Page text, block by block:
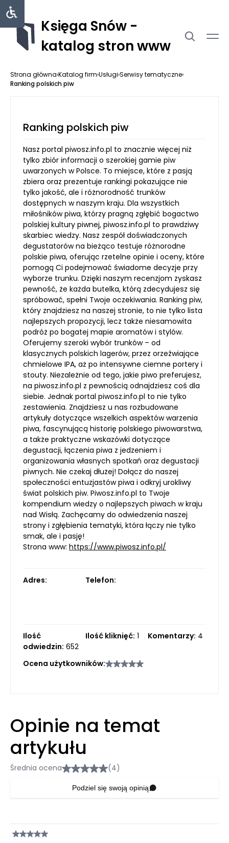
Księga Snów -
katalog stron www
Strona główna›Katalog firm›Usługi›Serwisy tematyczne›
Ranking polskich piw
Ranking polskich piw
Nasz portal piwosz.info.pl to znacznie więcej niż
tylko zbiór informacji o szerokiej gamie piw
uwarzonych w Polsce. To miejsce, które z pasją
zbiera oraz prezentuje rankingi pokazujące nie
tylko jakość, ale i różnorodność trunków
dostępnych w naszym kraju. Dla wszystkich
miłośników piwa, którzy pragną zgłębić bogactwo
polskiej kultury piwnej, piwosz.info.pl to prawdziwy
skarbiec wiedzy. Nasz zespół doświadczonych
degustatorów na bieżąco testuje różnorodne
polskie piwa, oferując rzetelne opinie i oceny, które
pomogą Ci podejmować świadome decyzje przy
wyborze trunku. Dzięki naszym recenzjom zyskasz
pewność, że każda butelka, którą zdecydujesz się
spróbować, spełni Twoje oczekiwania. Ranking piw,
który znajdziesz na naszej stronie, to nie tylko lista
najlepszych propozycji, lecz także niesamowita
podróż po bogatej mapie aromatów i stylów.
Oferujemy szeroki wybór trunków – od
klasycznych polskich lagerów, przez orzeźwiające
chmielowe IPA, aż po intensywne ciemne portery i
stouty. Niezależnie od tego, jakie piwo preferujesz,
na piwosz.info.pl z pewnością odnajdziesz coś dla
siebie. Jednak portal piwosz.info.pl to nie tylko
zestawienia. Znajdziesz u nas rozbudowane
artykuły dotyczące wszelkich aspektów warzenia
piwa, fascynującą historię polskiego piwowarstwa,
a także praktyczne wskazówki dotyczące
degustacji, łączenia piwa z jedzeniem i
organizowania własnych spotkań oraz degustacji
piwnych. Nie czekaj dłużej! Dołącz do naszej
społeczności entuzjastów piwa i odkryj urokliwy
świat polskich piw. Piwosz.info.pl to Twoje
kompendium wiedzy o najlepszych piwach w kraju
nad Wisłą. Zachęcamy do odwiedzenia naszej
strony i zgłębienia tematyki, która łączy nie tylko
smak, ale i pasję!
Strona www: https://www.piwosz.info.pl/
Adres: Telefon:
Ilość
odwiedzin: 652
Ilość kliknięć: 1 Komentarzy: 4
Ocena użytkowników:
Opinie na temat
artykułu
Średnia ocena (4)
Podziel się swoją opinią